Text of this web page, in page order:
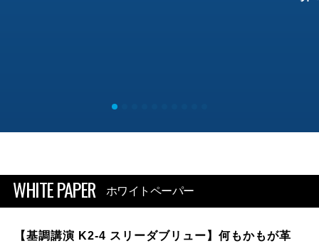
WHITE PAPER ホワイトペーパー
【基調講演 K2-4 スリーダブリュー】何もかもが革